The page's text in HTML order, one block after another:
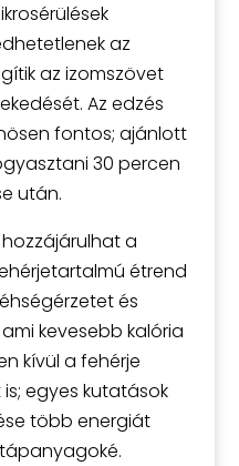
az
az izomszövet
Az edzés
fontos; ajánlott
30 percen
után.
a
étrend
és
kevesebb kalória
kívül a fehérje
egyes kutatások
több energiát